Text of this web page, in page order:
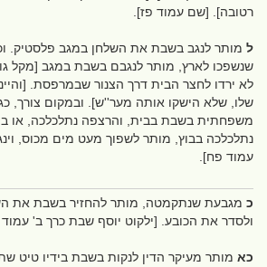
רטובה]. [שם עמוד פז].
ל מותר לנגב בשבת את השלחן במגב פלסטיק.
שנשפכו לארץ, מותר לנגבם בשבת במגב [מקל
לא ירדו לחצר הבית דרך הצנור שבמרפסת.
שלו, שלא הישקו אותה מער''ש]. ובמקום צורך,
משפחתית בשבת בבית, והרצפה נתלכלכה, או
נתלכלכה בבוץ, מותר לשפוך מעט מים מכוס,
עמוד פח].
כ מגבעת שנתקמטה, מותר להחזיר בשבת את
ולסדר את הכובע. [ילקוט יוסף שבת כרך ב'
כא מותר מעיקר הדין לנקות בשבת בידיו טיט